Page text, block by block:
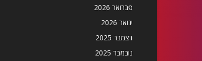
פברואר 2026
ינואר 2026
דצמבר 2025
נובמבר 2025